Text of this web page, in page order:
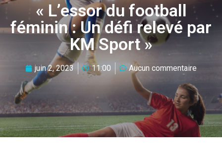
« L’essor du football
féminin : Un défi relevé par
KM Sport »
juin 2, 2023 11:00 Aucun commentaire